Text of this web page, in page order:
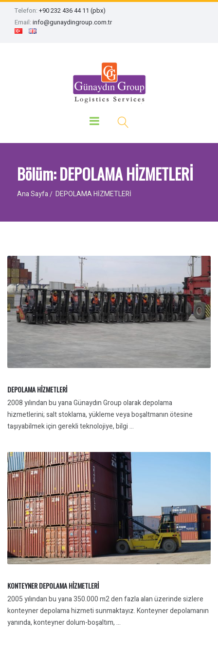
Telefon: +90 232 436 44 11 (pbx)
Email: info@gunaydingroup.com.tr
Bölüm: DEPOLAMA HİZMETLERİ
Ana Sayfa DEPOLAMA HİZMETLERİ
DEPOLAMA HİZMETLERİ
2008 yılından bu yana Günaydın Group olarak depolama
hizmetlerini; salt stoklama, yükleme veya boşaltmanın ötesine
taşıyabilmek için gerekli teknolojiye, bilgi ...
KONTEYNER DEPOLAMA HİZMETLERİ
2005 yılından bu yana 350.000 m2 den fazla alan üzerinde sizlere
konteyner depolama hizmeti sunmaktayız. Konteyner depolamanın
yanında, konteyner dolum-boşaltım, ...